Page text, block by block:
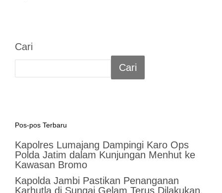
Cari
Cari
Pos-pos Terbaru
Kapolres Lumajang Dampingi Karo Ops
Polda Jatim dalam Kunjungan Menhut ke
Kawasan Bromo
Kapolda Jambi Pastikan Penanganan
Karhutla di Sungai Gelam Terus Dilakukan,